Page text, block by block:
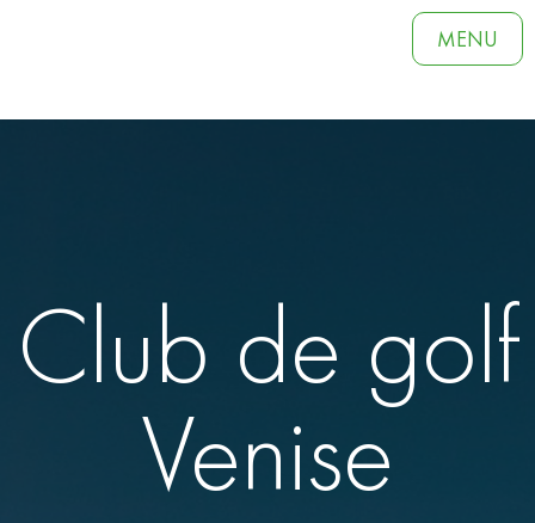
MENU
Club de golf
Venise